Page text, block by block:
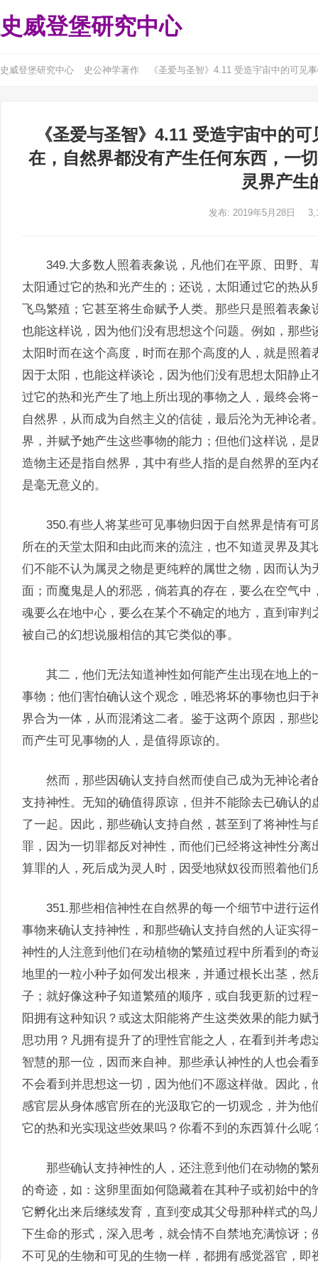
史威登堡研究中心
史威登堡研究中心 史公神学著作 《圣爱与圣智》4.11 受造宇宙中的可见
《圣爱与圣智》4.11 受造宇宙中的
在，自然界都没有产生任何东西，一
灵界产生
发布: 2019年5月28日
349.大多数人照着表象说，凡他们在平原、田野、
太阳通过它的热和光产生的；还说，太阳通过它的热
飞鸟繁殖；它甚至将生命赋予人类。那些只是照着表
也能这样说，因为他们没有思想这个问题。例如，那
太阳时而在这个高度，时而在那个高度的人，就是照
因于太阳，也能这样谈论，因为他们没有思想太阳静
过它的热和光产生了地上所出现的事物之人，最终会
自然界，从而成为自然主义的信徒，最后沦为无神论
界，并赋予她产生这些事物的能力；但他们这样说，
造物主还是指自然界，其中有些人指的是自然界的至
是毫无意义的。
350.有些人将某些可见事物归因于自然界是情有可
所在的天堂太阳和由此而来的流注，也不知道灵界及
们不能不认为属灵之物是更纯粹的属世之物，因而认
面；而魔鬼是人的邪恶，倘若真的存在，要么在空气
魂要么在地中心，要么在某个不确定的地方，直到审
被自己的幻想说服相信的其它类似的事。
其二，他们无法知道神性如何能产生出现在地上的
事物；他们害怕确认这个观念，唯恐将坏的事物也归
界合为一体，从而混淆这二者。鉴于这两个原因，那
而产生可见事物的人，是值得原谅的。
然而，那些因确认支持自然而使自己成为无神论者
支持神性。无知的确值得原谅，但并不能除去已确认
了一起。因此，那些确认支持自然，甚至到了将神性
罪，因为一切罪都反对神性，而他们已经将这神性分
算罪的人，死后成为灵人时，因受地狱奴役而照着他
351.那些相信神性在自然界的每一个细节中进行运
事物来确认支持神性，和那些确认支持自然的人证实
神性的人注意到他们在动植物的繁殖过程中所看到的
地里的一粒小种子如何发出根来，并通过根长出茎，
子；就好像这种子知道繁殖的顺序，或自我更新的过
阳拥有这种知识？或这太阳能将产生这类效果的能力
思功用？凡拥有提升了的理性官能之人，在看到并考
智慧的那一位，因而来自神。那些承认神性的人也会
不会看到并思想这一切，因为他们不愿这样做。因此
感官层从身体感官所在的光汲取它的一切观念，并为
它的热和光实现这些效果吗？你看不到的东西算什么呢
那些确认支持神性的人，还注意到他们在动物的繁
的奇迹，如：这卵里面如何隐藏着在其种子或初始中
它孵化出来后继续发育，直到变成其父母那种样式的
下生命的形式，深入思考，就会情不自禁地充满惊讶
不可见的生物和可见的生物一样，都拥有感觉器官，